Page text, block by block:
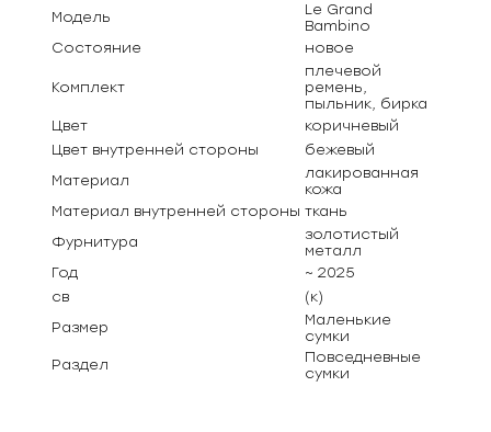
Модель
Le Grand
Bambino
Состояние
новое
Комплект
плечевой
ремень,
пыльник, бирка
Цвет
коричневый
Цвет внутренней стороны
бежевый
Материал
лакированная
кожа
Материал внутренней стороны ткань
Фурнитура
золотистый
металл
Год
~ 2025
св
(к)
Размер
Маленькие
сумки
Раздел
Повседневные
сумки